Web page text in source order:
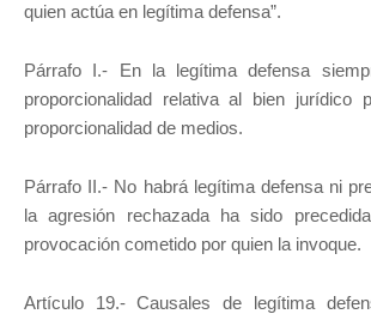
quien actúa en legítima defensa”.
Párrafo I.- En la legítima defensa
proporcionalidad relativa al bien jurídico
proporcionalidad de medios.
Párrafo II.- No habrá legítima defensa ni
la agresión rechazada ha sido
provocación cometido por quien la invoque.
Artículo 19.- Causales de legítima